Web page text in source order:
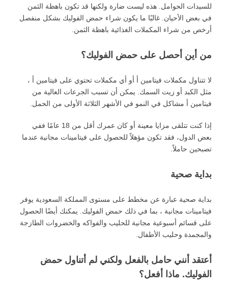
للسيدات الحوامل. هذه ليست ضارة ولكنها قد تكون باهظة الثمن
في بعض الأحيان. غالبًا ما يكون شراء حمض الفوليك بشكل منفصل
أرخص من شراء المكملات الغذائية باهظة الثمن.
من أين أحصل على حمض الفوليك؟
لا تتناول مكملات فيتامين أ أو أي مكملات تحتوي على فيتامين أ ،
مثل الكبد أو زيت السمك. يمكن أن تسبب الجرعات العالية من
فيتامين أ مشاكل في النمو في الأشهر الثلاثة الأولى من الحمل.
إذا كنت تتلقى مزايا معينة أو كان عمرك أقل من 18 عامًا ففي
بعض الدول، فقد تكون مؤهلاً للحصول على فيتامينات مجانية عندما
تصبحين حاملاً.
بداية صحية
بداية صحية عبارة عن مخطط على مستوى المملكة السعودية يوفر
فيتامينات مجانية ، بما في ذلك حمض الفوليك. يمكنك أيضًا الحصول
على قسائم أسبوعية مجانية للحليب والفواكه والخضروات الطازجة
والمجمدة وحليب الأطفال.
أعتقد أنني حامل بالفعل ولكني لم أتناول حمض
الفوليك. ماذا أفعل؟